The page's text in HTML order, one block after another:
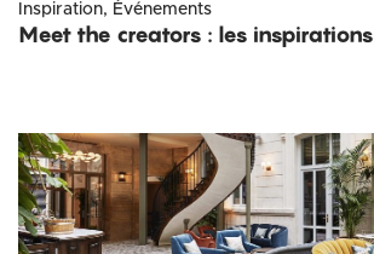
Inspiration, Événements
Meet the creators : les inspirations